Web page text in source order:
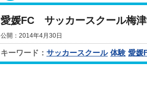
愛媛FC サッカースクール梅
公開：2014年4月30日
キーワード： サッカースクール 体験 愛媛